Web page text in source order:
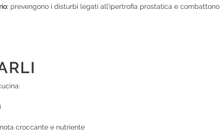
prevengono i disturbi legati all’ipertrofia prostatica e combattono
croccante e nutriente